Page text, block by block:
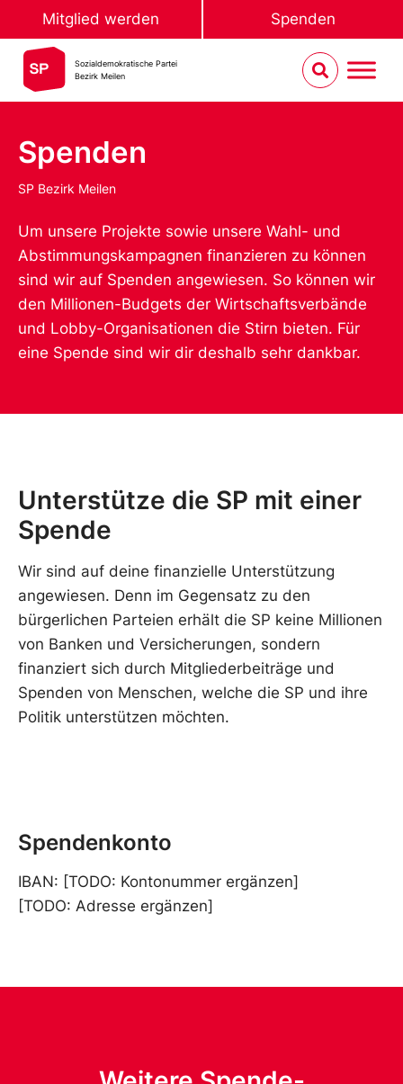
Mitglied werden Spenden
Sozialdemokratische Partei
Bezirk Meilen
Spenden
SP Bezirk Meilen
Um unsere Projekte sowie unsere Wahl- und
Abstimmungskampagnen finanzieren zu können
sind wir auf Spenden angewiesen. So können wir
den Millionen-Budgets der Wirtschaftsverbände
und Lobby-Organisationen die Stirn bieten. Für
eine Spende sind wir dir deshalb sehr dankbar.
Unterstütze die SP mit einer
Spende
Wir sind auf deine finanzielle Unterstützung
angewiesen. Denn im Gegensatz zu den
bürgerlichen Parteien erhält die SP keine Millionen
von Banken und Versicherungen, sondern
finanziert sich durch Mitgliederbeiträge und
Spenden von Menschen, welche die SP und ihre
Politik unterstützen möchten.
Spendenkonto
IBAN: [TODO: Kontonummer ergänzen]
[TODO: Adresse ergänzen]